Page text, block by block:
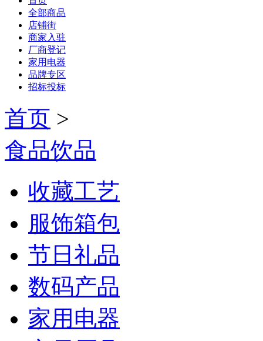
全部商品
店铺街
商家入驻
厂商登记
家用电器
品牌专区
招标投标
首页 >
食品饮品
收藏工艺
服饰箱包
节日礼品
数码产品
家用电器